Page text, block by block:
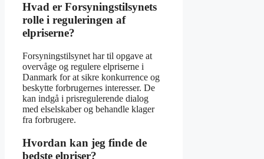
Hvad er Forsyningstilsynets
rolle i reguleringen af
elpriserne?
Forsyningstilsynet har til opgave at
overvåge og regulere elpriserne i
Danmark for at sikre konkurrence og
beskytte forbrugernes interesser. De
kan indgå i prisregulerende dialog
med elselskaber og behandle klager
fra forbrugere.
Hvordan kan jeg finde de
bedste elpriser?